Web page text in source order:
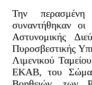
Την
συναντήθηκαν
Αστυνομικής
Πυροσβεστικής
Λιμενικού
ΕΚΑΒ, του